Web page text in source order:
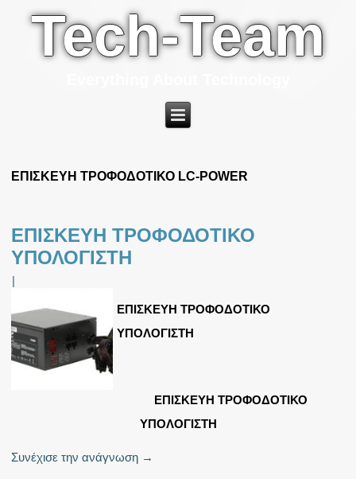
Tech-Team
ΕΠΙΣΚΕΥΗ ΤΡΟΦΟΔΟΤΙΚΟ LC-POWER
ΕΠΙΣΚΕΥΗ ΤΡΟΦΟΔΟΤΙΚΟ
ΥΠΟΛΟΓΙΣΤΗ
|
ΕΠΙΣΚΕΥΗ ΤΡΟΦΟΔΟΤΙΚΟ
ΥΠΟΛΟΓΙΣΤΗ
ΕΠΙΣΚΕΥΗ ΤΡΟΦΟΔΟΤΙΚΟ
ΥΠΟΛΟΓΙΣΤΗ
Συνέχισε την ανάγνωση →